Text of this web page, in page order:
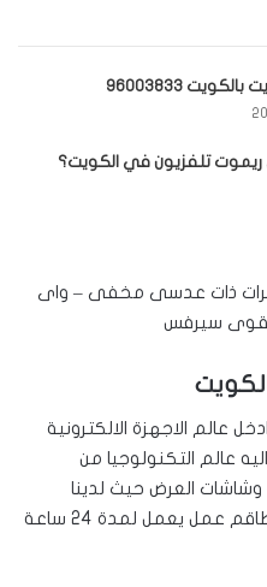
96003833
تلفزيون في الكويت؟
ذات عدسى مخفى – واى
مقوى سيرفس
عالم الاجهزة الالكترونية
عالم التكنولوجيا من
وشاشات العرض حيث لدينا
عمل يعمل لمدة 24 ساعة